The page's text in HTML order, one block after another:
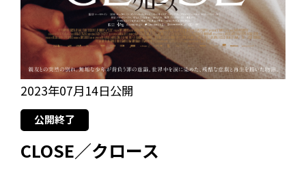
2023年07月14日公開
公開終了
CLOSE／クロース